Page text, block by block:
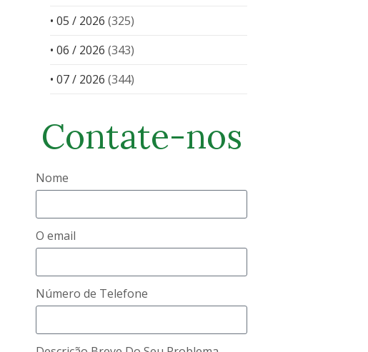
• 05 / 2026 (325)
• 06 / 2026 (343)
• 07 / 2026 (344)
Contate-nos
Nome
O email
Número de Telefone